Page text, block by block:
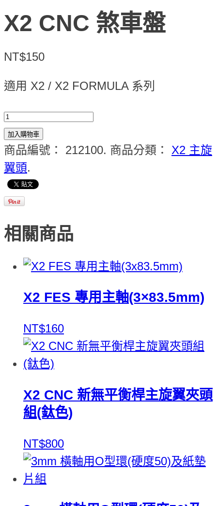
X2 CNC 煞車盤
NT$150
適用 X2 / X2 FORMULA 系列
加入購物車
商品編號： 212100. 商品分類： X2 主旋
翼頭.
相關商品
X2 FES 專用主軸(3×83.5mm)
NT$160
X2 CNC 新無平衡桿主旋翼夾頭
組(鈦色)
NT$800